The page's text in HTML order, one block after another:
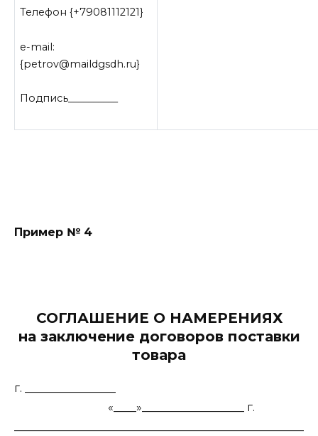
Телефон {+79081112121}
e-mail:
{petrov@maildgsdh.ru}
Подпись__________
Пример № 4
СОГЛАШЕНИЕ О НАМЕРЕНИЯХ
на заключение договоров поставки
товара
г. ________________
«____»__________________ г.